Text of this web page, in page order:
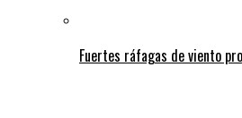
Fuertes ráfagas de viento